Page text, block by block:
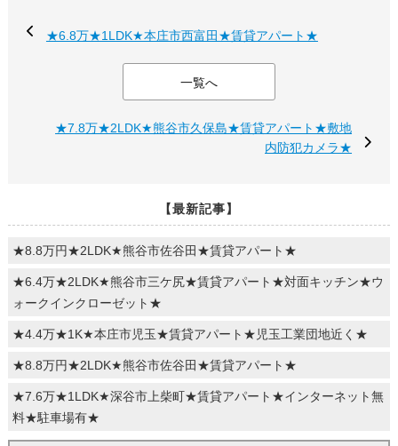
★6.8万★1LDK★本庄市西富田★賃貸アパート★
一覧へ
★7.8万★2LDK★熊谷市久保島★賃貸アパート★敷地
内防犯カメラ★
【最新記事】
★8.8万円★2LDK★熊谷市佐谷田★賃貸アパート★
★6.4万★2LDK★熊谷市三ケ尻★賃貸アパート★対面キッチン★ウ
ォークインクローゼット★
★4.4万★1K★本庄市児玉★賃貸アパート★児玉工業団地近く★
★8.8万円★2LDK★熊谷市佐谷田★賃貸アパート★
★7.6万★1LDK★深谷市上柴町★賃貸アパート★インターネット無
料★駐車場有★